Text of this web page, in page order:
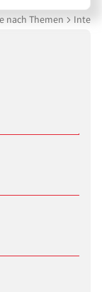
nach Themen